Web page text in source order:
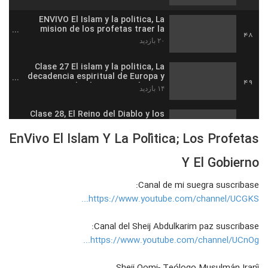
48
ENVIVO El Islam y la politica, La
mision de los profetas traer la
Justicia Social con la Ley de Dios
۲۰ بازدید
49
Clase 27 El islam y la politica, La
decadencia espiritual de Europa y
EEUU y la alternativa Islamica
۱۴ بازدید
Clase 28, El Reino del Diablo y los
creyentes revolucionarios
۱۴ بازدید
movimiento de los Profetas para
Justicia
۱۴ بازدید
52
poderosas en contra del REINO del
DIABLO
۱۷ بازدید
EnVivo El Islam Y La Política; Los Profetas
Y El Gobierno
Canal de mi suegra suscribase:
https://www.youtube.com/channel/UCGKS...
Canal del Sheij Abdulkarim paz suscribase:
https://www.youtube.com/channel/UCnOg...